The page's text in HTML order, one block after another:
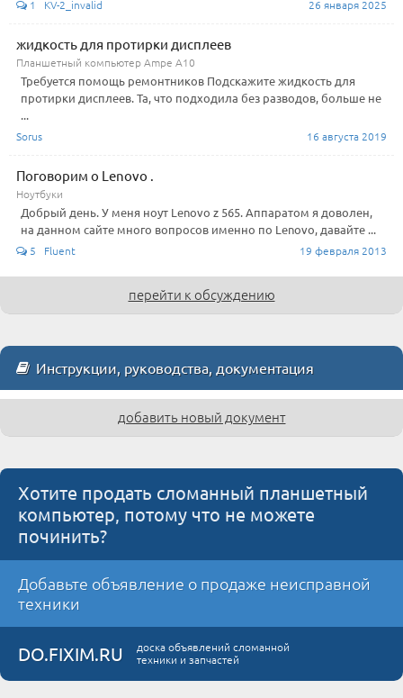
1 KV-2_invalid 26 января 2025
жидкость для протирки дисплеев
Планшетный компьютер Ampe A10
Требуется помощь ремонтников Подскажите жидкость для
протирки дисплеев. Та, что подходила без разводов, больше не
...
Sorus 16 августа 2019
Поговорим о Lenovo .
Ноутбуки
Добрый день. У меня ноут Lenovo z 565. Аппаратом я доволен,
на данном сайте много вопросов именно по Lenovo, давайте ...
5 Fluent 19 февраля 2013
перейти к обсуждению
Инструкции, руководства, документация
добавить новый документ
Хотите продать сломанный планшетный
компьютер, потому что не можете
починить?
Добавьте объявление о продаже неисправной
техники
DO.FIXIM.RU
доска объявлений сломанной
техники и запчастей